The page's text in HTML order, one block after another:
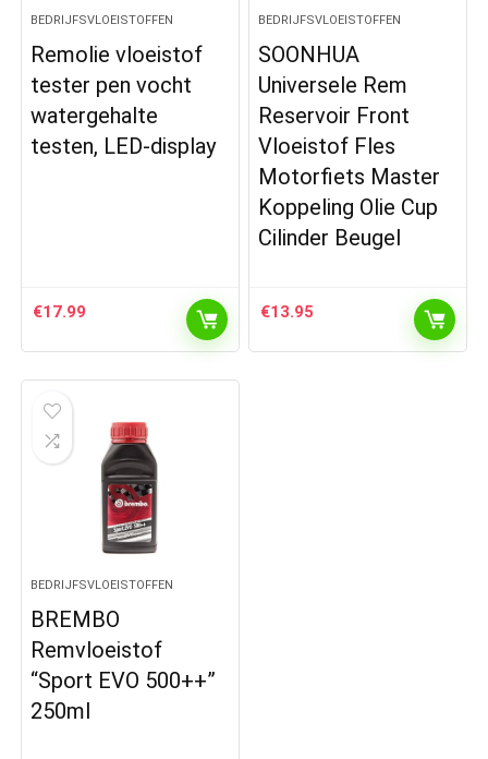
BEDRIJFSVLOEISTOFFEN
Remolie vloeistof
tester pen vocht
watergehalte
testen, LED-display
€17.99
BEDRIJFSVLOEISTOFFEN
SOONHUA
Universele Rem
Reservoir Front
Vloeistof Fles
Motorfiets Master
Koppeling Olie Cup
Cilinder Beugel
€13.95
BEDRIJFSVLOEISTOFFEN
BREMBO
Remvloeistof
“Sport EVO 500++”
250ml